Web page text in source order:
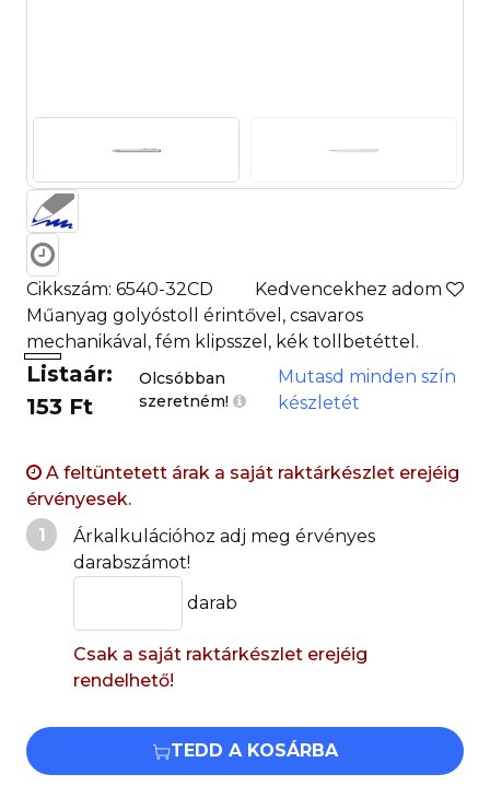
Cikkszám: 6540-32CD
Kedvencekhez adom
Műanyag golyóstoll érintővel, csavaros
mechanikával, fém klipsszel, kék tollbetéttel.
Listaár:
153 Ft
Olcsóbban
szeretném!
Mutasd minden szín
készletét
A feltüntetett árak a saját raktárkészlet erejéig
érvényesek.
1
Árkalkulációhoz adj meg érvényes
darabszámot!
darab
Csak a saját raktárkészlet erejéig
rendelhető!
TEDD A KOSÁRBA